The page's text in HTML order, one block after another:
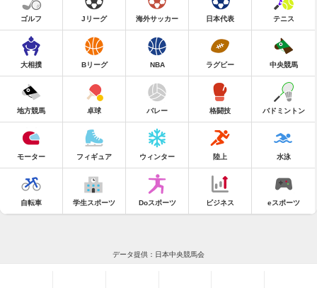
ゴルフ Jリーグ 海外サッカー 日本代表 テニス
大相撲 Bリーグ NBA ラグビー 中央競馬
地方競馬 卓球 バレー 格闘技 バドミントン
モーター フィギュア ウィンター 陸上 水泳
自転車 学生スポーツ Doスポーツ ビジネス eスポーツ
データ提供：日本中央競馬会